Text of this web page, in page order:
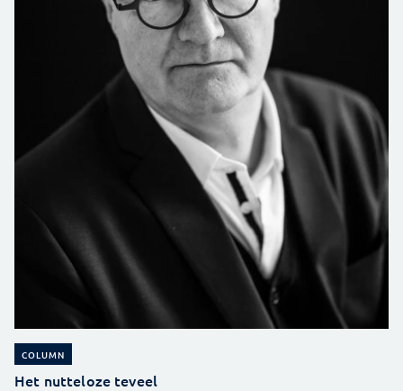
COLUMN
Het nutteloze teveel